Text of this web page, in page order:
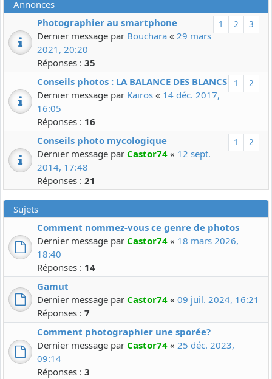
Annonces
1 2 3
Photographier au smartphone
Dernier message par Bouchara « 29 mars
2021, 20:20
Réponses : 35
1 2
Conseils photos : LA BALANCE DES BLANCS
Dernier message par Kairos « 14 déc. 2017,
16:05
Réponses : 16
1 2
Conseils photo mycologique
Dernier message par Castor74 « 12 sept.
2014, 17:48
Réponses : 21
Sujets
Comment nommez-vous ce genre de photos
Dernier message par Castor74 « 18 mars 2026,
18:40
Réponses : 14
Gamut
Dernier message par Castor74 « 09 juil. 2024, 16:21
Réponses : 7
Comment photographier une sporée?
Dernier message par Castor74 « 25 déc. 2023,
09:14
Réponses : 3